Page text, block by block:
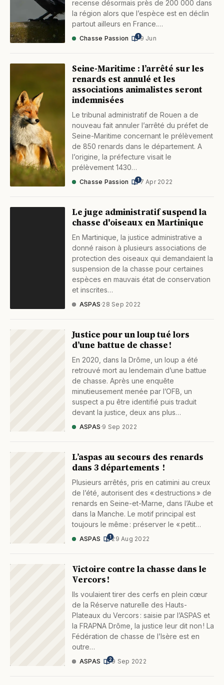
recense désormais près de 200 000 dans
la région alors que l’espèce est en déclin
partout ailleurs en France.…
Chasse Passion 1·9 Jun
Seine-Maritime : l’arrêté sur les
renards est annulé et les
associations animalistes seront
indemnisées
Le tribunal administratif de Rouen a de
nouveau fait annuler l’arrêté du préfet de
Seine-Maritime concernant le prélèvement
de 850 renards dans le département. A
l’origine, la préfecture visait le
prélèvement 1430…
Chasse Passion 1·7 Apr 2022
Le juge administratif suspend la
chasse d'oiseaux en Martinique
En Martinique, la justice administrative a
donné raison à plusieurs associations de
protection des oiseaux qui demandaient la
suspension de la chasse pour certaines
espèces en mauvais état de conservation
et inscrites…
ASPAS·28 Sep 2022
Justice pour un loup tué lors
d’une battue de chasse !
En 2020, dans la Drôme, un loup a été
retrouvé mort au lendemain d’une battue
de chasse. Après une enquête
minutieusement menée par l’OFB, un
suspect a pu être identifié puis traduit
devant la justice, deux ans plus…
ASPAS·9 Sep 2022
L’aspas au secours des renards
dans 3 départements !
Plusieurs arrêtés, pris en catimini au creux
de l’été, autorisent des « destructions » de
renards en Seine-et-Marne, dans l’Aube et
dans la Manche. Le motif principal est
toujours le même : préserver le « petit…
ASPAS 1·29 Aug 2022
Victoire contre la chasse dans le
Vercors !
Ils voulaient tirer des cerfs en plein cœur
de la Réserve naturelle des Hauts-
Plateaux du Vercors : saisie par l’ASPAS et
la FRAPNA Drôme, la justice leur dit non ! La
Fédération de chasse de l’Isère est en
outre…
ASPAS 2·9 Sep 2022